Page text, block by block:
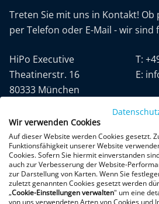
Treten Sie mit uns in Kontakt! Ob
per Telefon oder E-Mail - wir sind
HiPo Executive
Theatinerstr. 16
80333 München
T:
E:
Datenschutz AGB
+300
Wir verwenden Cookies
Auf dieser Website werden Cookies gesetzt.
Funktionsfähigkeit unserer Website
Cookies. Sofern Sie hiermit einverstanden
auch zur Verbesserung der Website-
zur Darstellung von Karten. Wenn Sie
zuletzt genannten Cookies gesetzt werden
„Cookie-Einstellungen verwalten" um eine
von uns verwendeten Arten von Cookies und